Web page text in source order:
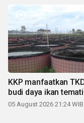
KKP manfaatkan
budi daya ikan
05 August 2026 21:24 WIB